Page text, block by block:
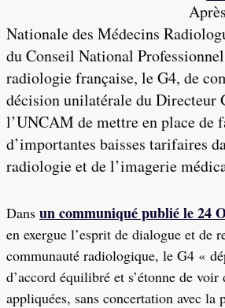
Nationale des Médecins
du Conseil National
radiologie française, le G4, de
décision unilatérale du Directeur
l’UNCAM de mettre en place de
d’importantes baisses tarifaires
radiologie et de l’imagerie
Dans un communiqué publié le 24
en exergue l’esprit de dialogue et de
communauté radiologique, le G4 «
d’accord équilibré et s’étonne de voir
appliquées, sans concertation avec la